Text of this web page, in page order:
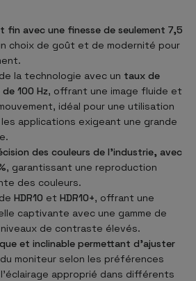
fin avec une finesse de seulement 7,5
choix de goût et de modernité pour
la technologie avec un taux de
100 Hz, offrant une image fluide et
idéal pour une utilisation
applications exigeant une grande
des couleurs de l'industrie, avec
, garantissant une reproduction
des couleurs.
HDR10 et HDR10+, offrant une
captivante avec une gamme de
de contraste élevés.
et inclinable permettant d'ajuster
du moniteur selon les préférences
approprié dans différents